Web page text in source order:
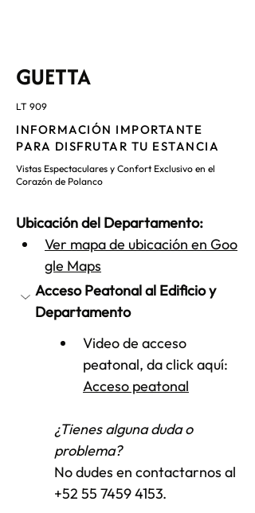
GUETTA
LT 909
INFORMACIÓN IMPORTANTE
PARA DISFRUTAR TU ESTANCIA
Vistas Espectaculares y Confort Exclusivo en el
Corazón de Polanco
Ubicación del Departamento:
Ver mapa de ubicación en Goo
gle Maps
Acceso Peatonal al Edificio y
Departamento
Video de acceso
peatonal, da click aquí:
Acceso peatonal
¿Tienes alguna duda o
problema?
No dudes en contactarnos al
+52 55 7459 4153.